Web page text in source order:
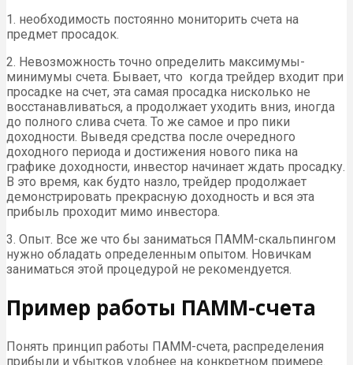
1. необходимость постоянно мониторить счета на
предмет просадок.
2. Невозможность точно определить максимумы-
минимумы счета. Бывает, что когда трейдер входит при
просадке на счет, эта самая просадка нисколько не
восстанавливаться, а продолжает уходить вниз, иногда
до полного слива счета. То же самое и про пики
доходности. Выведя средства после очередного
доходного периода и достижения нового пика на
графике доходности, инвестор начинает ждать просадку.
В это время, как будто назло, трейдер продолжает
демонстрировать прекрасную доходность и вся эта
прибыль проходит мимо инвестора.
3. Опыт. Все же что бы заниматься ПАММ-скальпингом
нужно обладать определенным опытом. Новичкам
заниматься этой процедурой не рекомендуется.
Пример работы ПАММ-счета
Понять принцип работы ПАММ-счета, распределения
прибыли и убытков удобнее на конкретном примере.